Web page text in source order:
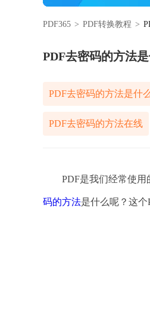
PDF365 > PDF转换教程 >
PDF去密码的方法
PDF去密码的方法是什
PDF去密码的方法在线
PDF是我们经常使用的
码的方法是什么呢？这个